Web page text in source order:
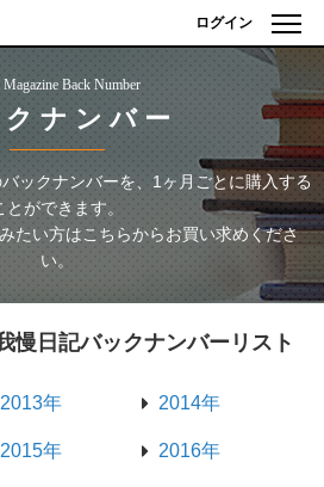
ログイン
Back Number
ナンバー
ックナンバーを、1ヶ月ごとに購入する
とができます。
たい方はこちらからお買い求めくださ
い。
慢日記バックナンバーリスト
2013年 2014年
2015年 2016年